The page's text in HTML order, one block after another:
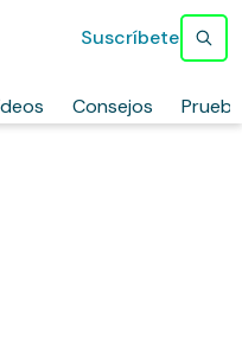
Consejos
Suscríbete